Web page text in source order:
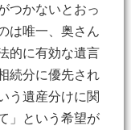
つかないとおっ
は唯一、奥さん
的に有効な遺言
続分に優先され
う遺産分けに関
」という希望が